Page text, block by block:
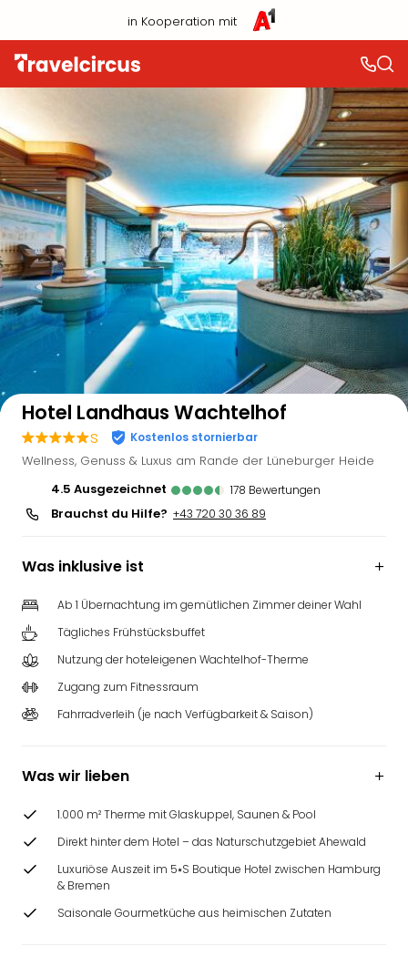
in Kooperation mit
Auf der Karte anzeigen
Hotel Landhaus Wachtelhof
s Kostenlos stornierbar
Wellness, Genuss & Luxus am Rande der Lüneburger Heide
4.5
ausgezeichnet 178 Bewertungen
Brauchst du Hilfe? +43 720 30 36 89
Was inklusive ist
Ab 1 Übernachtung im gemütlichen Zimmer deiner Wahl
Tägliches Frühstücksbuffet
Nutzung der hoteleigenen Wachtelhof-Therme
Zugang zum Fitnessraum
Fahrradverleih (je nach Verfügbarkeit & Saison)
Was wir lieben
1.000 m² Therme mit Glaskuppel, Saunen & Pool
Direkt hinter dem Hotel – das Naturschutzgebiet Ahewald
Luxuriöse Auszeit im 5⭑S Boutique Hotel zwischen Hamburg
& Bremen
Saisonale Gourmetküche aus heimischen Zutaten